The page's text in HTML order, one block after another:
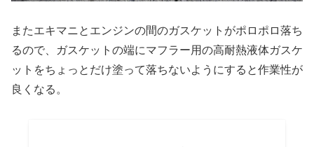
またエキマニとエンジンの間のガスケットがポロポロ落ち
るので、ガスケットの端にマフラー用の高耐熱液体ガスケ
ットをちょっとだけ塗って落ちないようにすると作業性が
良くなる。